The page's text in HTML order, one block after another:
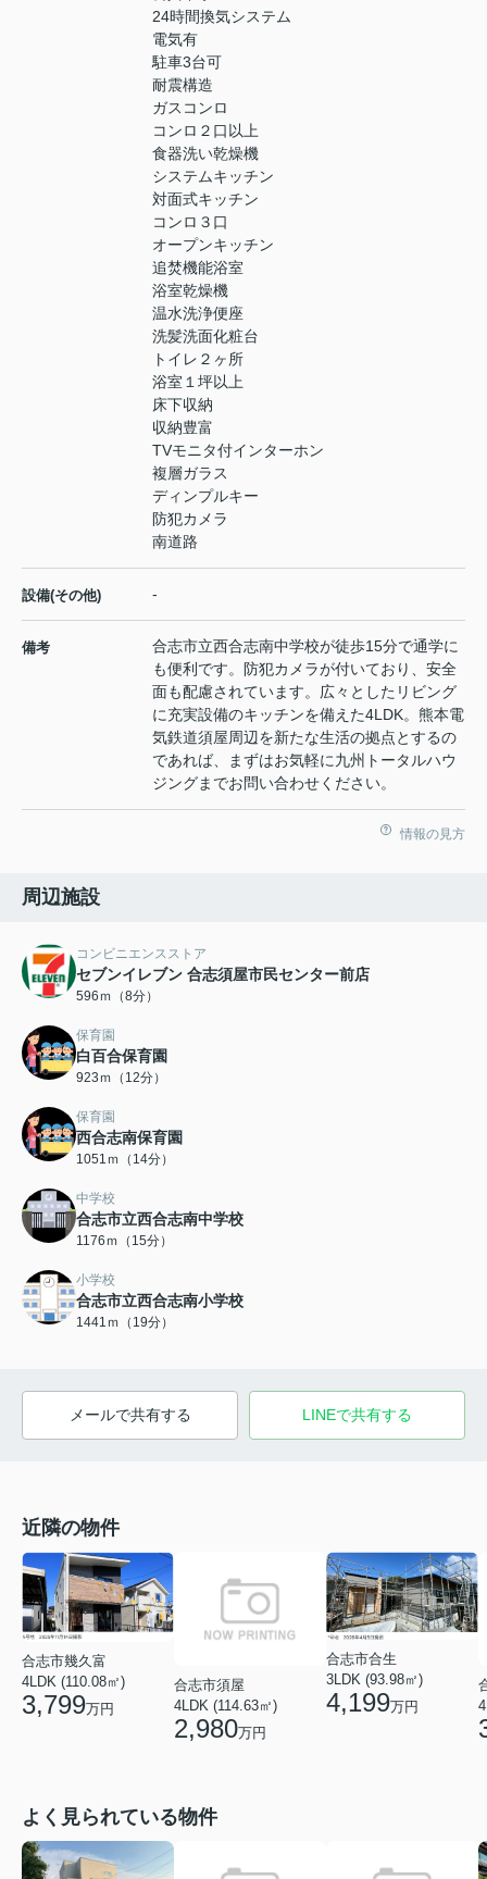
24時間換気システム
電気有
駐車3台可
耐震構造
ガスコンロ
コンロ２口以上
食器洗い乾燥機
システムキッチン
対面式キッチン
コンロ３口
オープンキッチン
追焚機能浴室
浴室乾燥機
温水洗浄便座
洗髪洗面化粧台
トイレ２ヶ所
浴室１坪以上
床下収納
収納豊富
TVモニタ付インターホン
複層ガラス
ディンプルキー
防犯カメラ
南道路
設備(その他) -
備考
合志市立西合志南中学校が徒歩15分で通学に
も便利です。防犯カメラが付いており、安全
面も配慮されています。広々としたリビング
に充実設備のキッチンを備えた4LDK。熊本電
気鉄道須屋周辺を新たな生活の拠点とするの
であれば、まずはお気軽に九州トータルハウ
ジングまでお問い合わせください。
情報の見方
周辺施設
コンビニエンスストア
セブンイレブン 合志須屋市民センター前店
596ｍ（8分）
保育園
白百合保育園
923ｍ（12分）
保育園
西合志南保育園
1051ｍ（14分）
中学校
合志市立西合志南中学校
1176ｍ（15分）
小学校
合志市立西合志南小学校
1441ｍ（19分）
メールで共有する LINEで共有する
近隣の物件
合志市幾久富
4LDK (110.08㎡)
3,799万円
合志市須屋
4LDK (114.63㎡)
2,980万円
合志市合生
3LDK (93.98㎡)
4,199万円
よく見られている物件